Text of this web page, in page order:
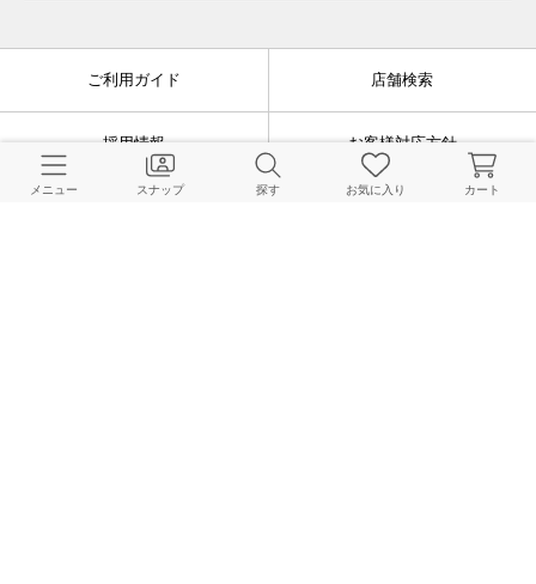
ご利用ガイド 店舗検索
採用情報 お客様対応方針
メニュー スナップ 探す お気に入り カート